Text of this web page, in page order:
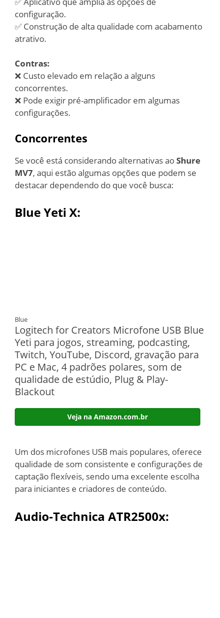
configuração.
✅ Construção de alta qualidade com acabamento
atrativo.
Contras:
❌ Custo elevado em relação a alguns
concorrentes.
❌ Pode exigir pré-amplificador em algumas
configurações.
Concorrentes
Se você está considerando alternativas aoShure
MV7, aqui estão algumas opções que podem se
destacar dependendo do que você busca:
Blue Yeti X:
Blue
Logitech for Creators Microfone USB Blue
Yeti para jogos, streaming, podcasting,
Twitch, YouTube, Discord, gravação para
PC e Mac, 4 padrões polares, som de
qualidade de estúdio, Plug & Play-
Blackout
Veja na Amazon.com.br
Um dos microfones USB mais populares, oferece
qualidade de som consistente e configurações de
captação flexíveis, sendo uma excelente escolha
para iniciantes e criadores de conteúdo.
Audio-Technica ATR2500x: